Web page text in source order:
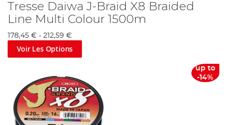
Tresse Daiwa J-Braid X8 Braided
Line Multi Colour 1500m
178,45 € - 212,59 €
Voir Les Options
up to
-14%